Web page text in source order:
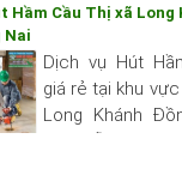
nhanh và đảm
lượng hài long quý
Hầm Cầu Thị xã Long
Nai
Dịch vụ Hút
giá rẻ tại khu vực
Long Khánh